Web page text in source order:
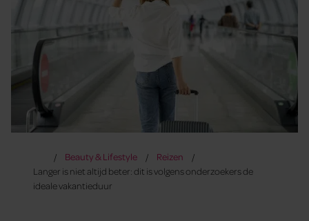
Beauty & Lifestyle
Reizen
Langer is niet altijd beter: dit is volgens onderzoekers de
ideale vakantieduur